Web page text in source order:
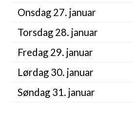
Onsdag 27. januar
Torsdag 28. januar
Fredag 29. januar
Lørdag 30. januar
Søndag 31. januar